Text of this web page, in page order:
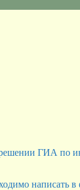
ГИА по
написать